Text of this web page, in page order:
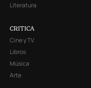
Literatura
CRITICA
Cine y TV
Libros
Música
Arte